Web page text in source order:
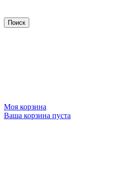
Моя корзина
Ваша корзина пуста